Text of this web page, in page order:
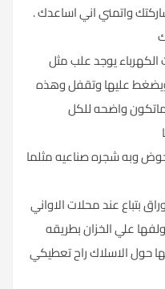
واتمني اني اساعدك .
يوجد علب مثل
عليها وتقفل وهذه
واضحه للكل
حوض وبه شجره صناعيه مثلما
بتباع عند محلات الاواني
علي الخزان بطريقه
حول الاسلاك راح تعطيكي